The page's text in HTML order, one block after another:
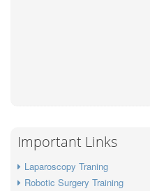
Important Links
Laparoscopy Traning
Robotic Surgery Training